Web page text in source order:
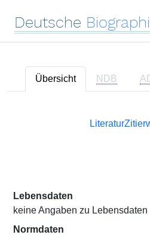
Deutsche
Übersicht NDB
Literatur
Lebensdaten
keine Angaben zu Lebensdaten
Normdaten